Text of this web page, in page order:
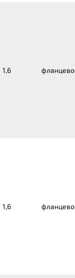
1,6
1,6